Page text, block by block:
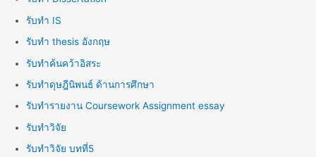
รับทำ IS
รับทำ thesis อังกฤษ
รับทำค้นคว้าอิสระ
รับทำดุษฎีนิพนธ์ ด้านการศึกษา
รับทำรายงาน Coursework Assignment essay
รับทำวิจัย
รับทำวิจัย บทที่5